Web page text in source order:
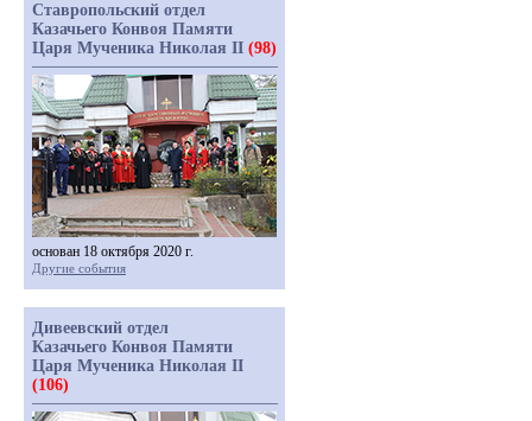
Ставропольский отдел
Казачьего Конвоя Памяти
Царя Мученика Николая II (98)
основан 18 октября 2020 г.
Другие события
Дивеевский отдел
Казачьего Конвоя Памяти
Царя Мученика Николая II
(106)